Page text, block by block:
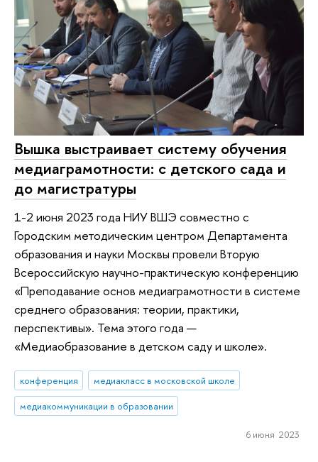
Вышка выстраивает систему обучения
медиаграмотности: с детского сада и
до магистратуры
1-2 июня 2023 года НИУ ВШЭ совместно с
Городским методическим центром Департамента
образования и науки Москвы провели Вторую
Всероссийскую научно-практическую конференцию
«Преподавание основ медиаграмотности в системе
среднего образования: теории, практики,
перспективы». Тема этого года —
«Медиаобразование в детском саду и школе».
конференция
медиакласс в московской школе
медиакоммуникации в образовании
6 июня 2023